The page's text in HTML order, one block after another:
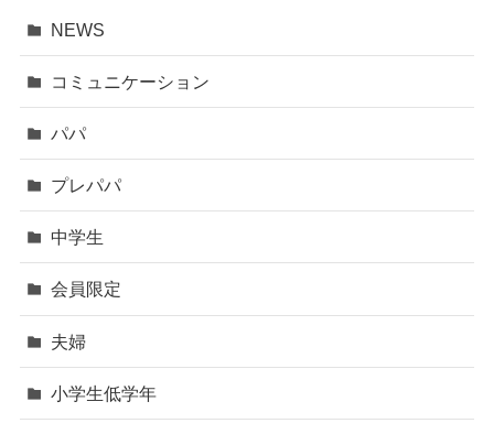
NEWS
コミュニケーション
パパ
プレパパ
中学生
会員限定
夫婦
小学生低学年